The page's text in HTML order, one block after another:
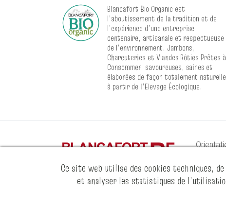
Blancafort Bio Organic est
l’aboutissement de la tradition et de
l’expérience d’une entreprise
centenaire, artisanale et respectueuse
de l’environnement. Jambons,
Charcuteries et Viandes Rôties Prêtes à
Consommer, savoureuses, saines et
élaborées de façon totalement
à partir de l’Elevage Écologique.
Ce site web utilise des cookies techniques,
et analyser les statistiques de